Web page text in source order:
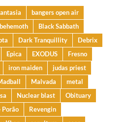
bangers open air
behemoth
Black Sabbath
Dark Tranquillity
Debrix
Epica EXODUS
Fresno
iron maiden
judas priest
Malvada
metal
Nuclear blast
Obituary
Porão
Revengin